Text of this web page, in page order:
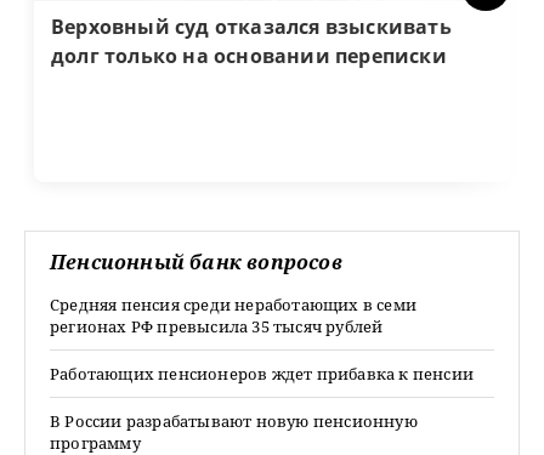
Верховный суд отказался взыскивать
долг только на основании переписки
Пенсионный банк вопросов
Средняя пенсия среди неработающих в семи
регионах РФ превысила 35 тысяч рублей
Работающих пенсионеров ждет прибавка к пенсии
В России разрабатывают новую пенсионную
программу